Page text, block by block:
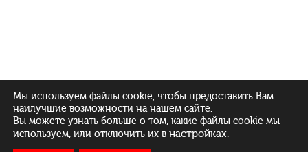
Мы используем файлы cookie, чтобы предоставить Вам
наилучшие возможности на нашем сайте.
Вы можете узнать больше о том, какие файлы cookie мы
используем, или отключить их в настройках.